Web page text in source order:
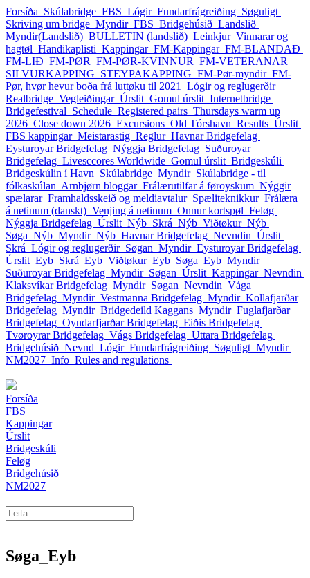
Forsíða Skúlabridge FBS Lógir Fundarfrágreiðing Søguligt
Skriving um bridge Myndir_FBS Bridgehúsið Landslið
Myndir(Landslið) BULLETIN (landslið) Leinkjur Vinnarar og
hagtøl Handikaplisti Kappingar FM-Kappingar FM-BLANDAÐ
FM-LIÐ FM-PØR FM-PØR-KVINNUR FM-VETERANAR
SILVURKAPPING STEYPAKAPPING FM-Pør-myndir FM-
Pør, hvør hevur boða frá luttøku til 2021 Lógir og reglugerðir
Realbridge Vegleiðingar Úrslit Gomul úrslit Internetbridge
Bridgefestival Schedule Registered pairs Thursdays warm up
2026 Close down 2026 Excursions Old Tórshavn Results Úrslit
FBS kappingar Meistarastig Reglur Havnar Bridgefelag
Eysturoyar Bridgefelag Nýggja Bridgefelag Suðuroyar
Bridgefelag Livesccores Worldwide Gomul úrslit Bridgeskúli
Bridgeskúlin í Havn Skúlabridge Myndir Skúlabridge - til
fólkaskúlan Arnbjørn bloggar Frálærutilfar á føroyskum Nýggir
spælarar Framhaldsskeið og meldiavtalur Spæliteknikkur Frálæra
á netinum (danskt) Venjing á netinum Onnur kortspøl Feløg
Nýggja Bridgefelag Úrslit_Nýb Skrá_Nýb Viðtøkur_Nýb
Søga_Nýb Myndir_Nýb Havnar Bridgefelag Nevndin Úrslit
Skrá Lógir og reglugerðir Søgan Myndir Eysturoyar Bridgefelag
Úrslit_Eyb Skrá_Eyb Viðtøkur_Eyb Søga_Eyb Myndir
Suðuroyar Bridgefelag Myndir Søgan Úrslit Kappingar Nevndin
Klaksvíkar Bridgefelag Myndir Søgan Nevndin Vága
Bridgefelag Myndir Vestmanna Bridgefelag Myndir Kollafjarðar
Bridgefelag Myndir Bridgedeild Kaggans Myndir Fuglafjarðar
Bridgefelag Oyndarfjarðar Bridgefelag Eiðis Bridgefelag
Tvøroyrar Bridgefelag Vágs Bridgefelag Uttara Bridgefelag
Bridgehúsið Nevnd Lógir Fundarfrágreiðing Søguligt Myndir
NM2027 Info Rules and regulations
Forsíða
FBS
Kappingar
Úrslit
Bridgeskúli
Feløg
Bridgehúsið
NM2027
Søga_Eyb